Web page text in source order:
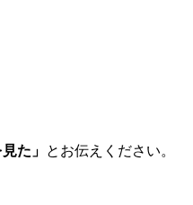
た」 とお伝えください。